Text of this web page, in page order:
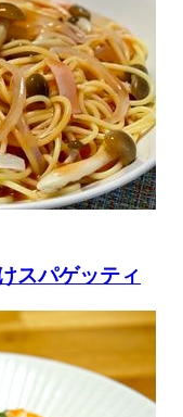
スパゲッティ